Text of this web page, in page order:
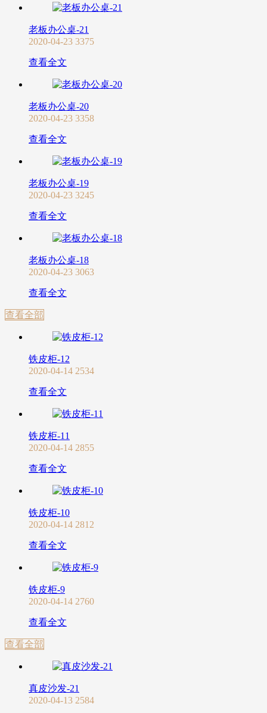
老板办公桌-21
2020-04-23 3375
查看全文
老板办公桌-20
2020-04-23 3358
查看全文
老板办公桌-19
2020-04-23 3245
查看全文
老板办公桌-18
2020-04-23 3063
查看全文
查看全部
铁皮柜-12
2020-04-14 2534
查看全文
铁皮柜-11
2020-04-14 2855
查看全文
铁皮柜-10
2020-04-14 2812
查看全文
铁皮柜-9
2020-04-14 2760
查看全文
查看全部
真皮沙发-21
2020-04-13 2584